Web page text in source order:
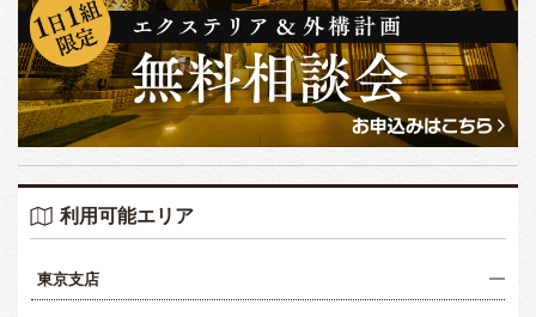
利用可能エリア
東京支店